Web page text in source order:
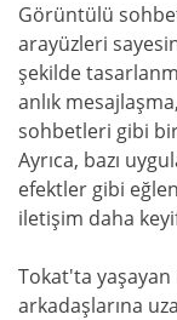
Görüntülü
arayüzleri
şekilde
anlık
sohbetleri gibi
Ayrıca, bazı
efektler gibi
iletişim daha
Tokat'ta yaşayan
arkadaşlarına